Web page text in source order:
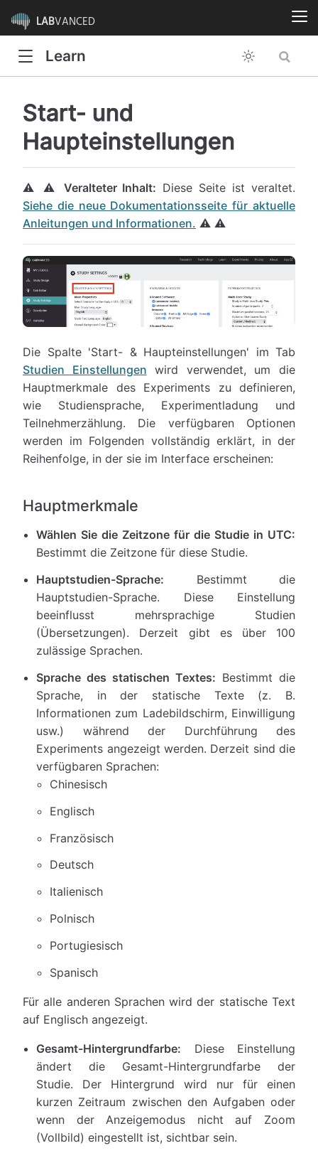
LABVANCED
Learn
Start- und
Haupteinstellungen
⚠️ ⚠️ Veralteter Inhalt: Diese Seite ist veraltet.
Siehe die neue Dokumentationsseite für aktuelle
Anleitungen und Informationen. ⚠️ ⚠️
Die Spalte 'Start- & Haupteinstellungen' im Tab
Studien Einstellungen wird verwendet, um die
Hauptmerkmale des Experiments zu definieren,
wie Studiensprache, Experimentladung und
Teilnehmerzählung. Die verfügbaren Optionen
werden im Folgenden vollständig erklärt, in der
Reihenfolge, in der sie im Interface erscheinen:
Hauptmerkmale
Wählen Sie die Zeitzone für die Studie in UTC:
Bestimmt die Zeitzone für diese Studie.
Hauptstudien-Sprache: Bestimmt die
Hauptstudien-Sprache. Diese Einstellung
beeinflusst mehrsprachige Studien
(Übersetzungen). Derzeit gibt es über 100
zulässige Sprachen.
Sprache des statischen Textes: Bestimmt die
Sprache, in der statische Texte (z. B.
Informationen zum Ladebildschirm, Einwilligung
usw.) während der Durchführung des
Experiments angezeigt werden. Derzeit sind die
verfügbaren Sprachen:
Chinesisch
Englisch
Französisch
Deutsch
Italienisch
Polnisch
Portugiesisch
Spanisch
Für alle anderen Sprachen wird der statische Text
auf Englisch angezeigt.
Gesamt-Hintergrundfarbe: Diese Einstellung
ändert die Gesamt-Hintergrundfarbe der
Studie. Der Hintergrund wird nur für einen
kurzen Zeitraum zwischen den Aufgaben oder
wenn der Anzeigemodus nicht auf Zoom
(Vollbild) eingestellt ist, sichtbar sein.